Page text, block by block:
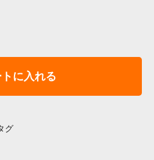
トに入れる
グ